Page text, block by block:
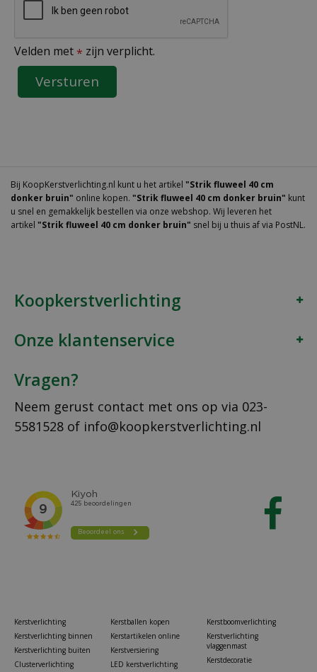
Velden met * zijn verplicht.
Bij KoopKerstverlichting.nl kunt u het artikel "Strik fluweel 40 cm
donker bruin" online kopen. "Strik fluweel 40 cm donker bruin" kunt
u snel en gemakkelijk bestellen via onze webshop. Wij leveren het
artikel "Strik fluweel 40 cm donker bruin" snel bij u thuis af via PostNL.
Koopkerstverlichting
Onze klantenservice
Vragen?
Neem gerust contact met ons op via 023-
5581528 of info@koopkerstverlichting.nl
Kerstverlichting
Kerstverlichting binnen
Kerstverlichting buiten
Clusterverlichting
Kerstballen kopen
Kerstartikelen online
Kerstversiering
LED kerstverlichting
Kerstboomverlichting
Kerstverlichting
vlaggenmast
Kerstdecoratie